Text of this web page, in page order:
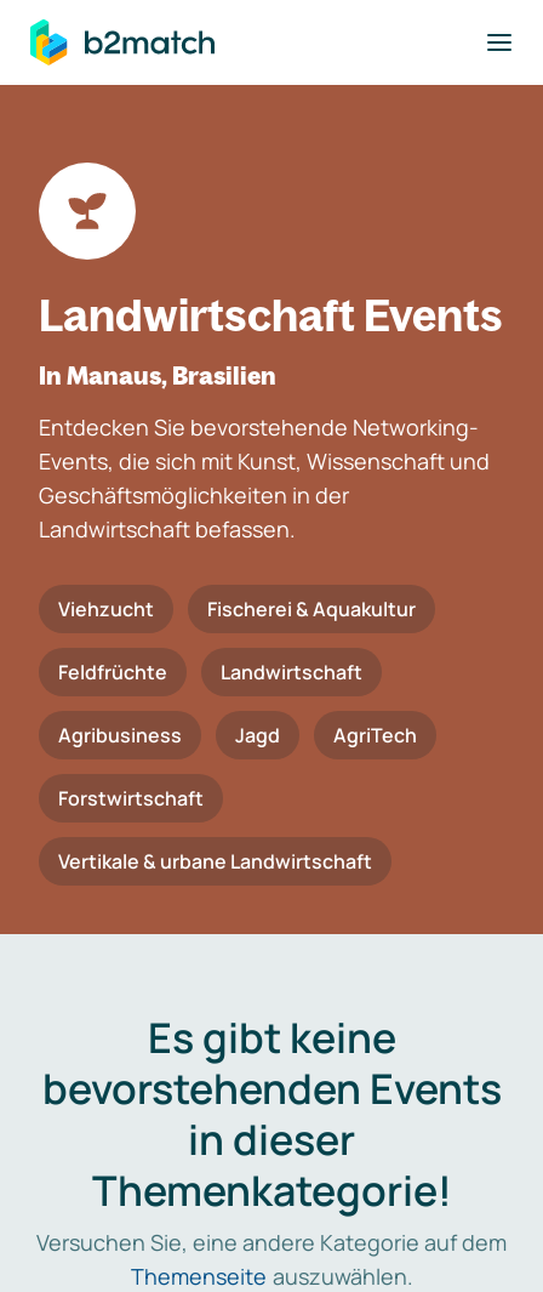
springen
Landwirtschaft Events
In Manaus, Brasilien
Entdecken Sie bevorstehende Networking-
Events, die sich mit Kunst, Wissenschaft und
Geschäftsmöglichkeiten in der
Landwirtschaft befassen.
Viehzucht Fischerei & Aquakultur
Feldfrüchte Landwirtschaft
Agribusiness Jagd AgriTech
Forstwirtschaft
Vertikale & urbane Landwirtschaft
Es gibt keine
bevorstehenden Events
in dieser
Themenkategorie!
Versuchen Sie, eine andere Kategorie auf dem
Themenseite auszuwählen.